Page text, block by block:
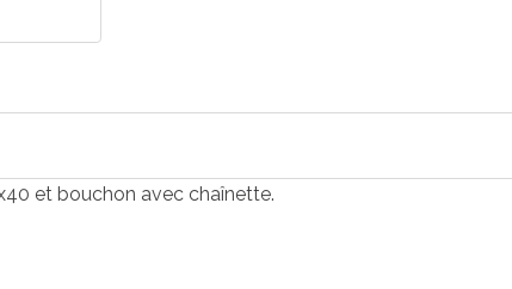
et bouchon avec chaînette.